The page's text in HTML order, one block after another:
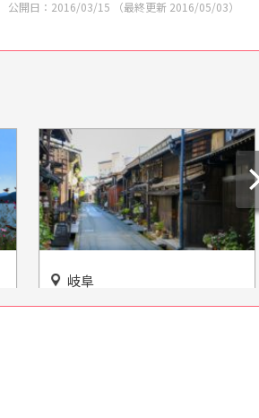
公開日： 2016/03/15 （最終更新 2016/05/03）
愛知
解放感たっぷりの「テラッセ